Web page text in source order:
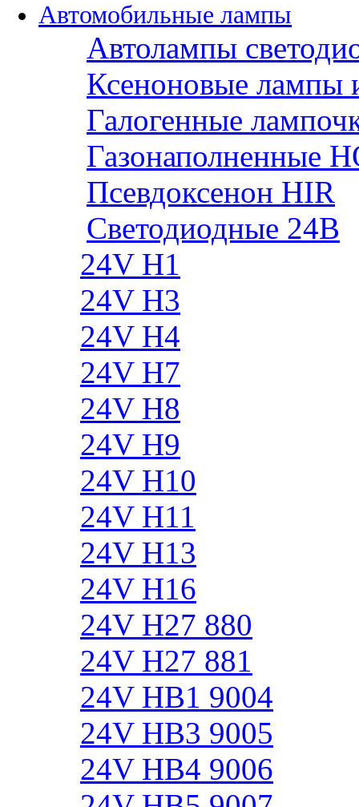
Автомобильные лампы
Автолампы
Ксеноновые лампы
Галогенные
Газонаполненные
Псевдоксенон HIR
Cветодиодные 24B
24V H1
24V H3
24V H4
24V H7
24V H8
24V H9
24V H10
24V H11
24V H13
24V H16
24V H27 880
24V H27 881
24V HB1 9004
24V HB3 9005
24V HB4 9006